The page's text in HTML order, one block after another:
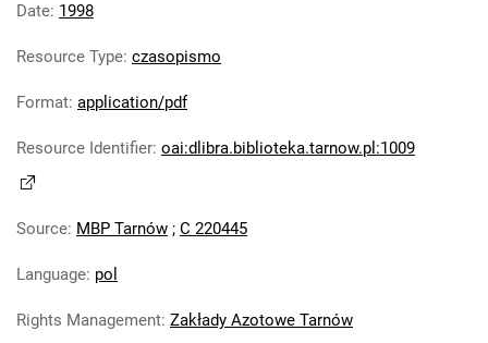
Robotniczego Zakładów Azotowych im.
Tarnowskie Azoty : Organ Samorządu
Robotniczego Zakładów Azotowych im.
Tarnowskie Azoty : Organ Samorządu
Tarnowskie Azoty : Organ Samorządu
Robotniczego Zakładów Azotowych im.
Tarnowskie Azoty : Organ Samorządu
Date: 1998
Resource Type: czasopismo
Format: application/pdf
Resource Identifier: oai:dlibra.biblioteka.tarnow.pl:1009
Source: MBP Tarnów ; C 220445
Language: pol
Rights Management: Zakłady Azotowe Tarnów